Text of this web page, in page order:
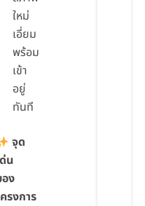
ใหม่
เอี่ยม
พร้อม
เข้า
อยู่
ทันที
จุด
น
ง
รงการ